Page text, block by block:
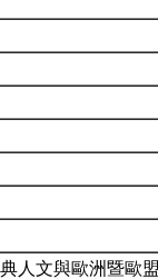
人文與歐洲暨歐